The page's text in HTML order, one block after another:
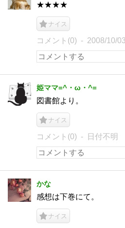
★★★★
ナイス
コメント(0) 2008/10/03
姫ママ=^・ω・^=
図書館より。
ナイス
コメント(0) 日付不明
かな
感想は下巻にて。
ナイス